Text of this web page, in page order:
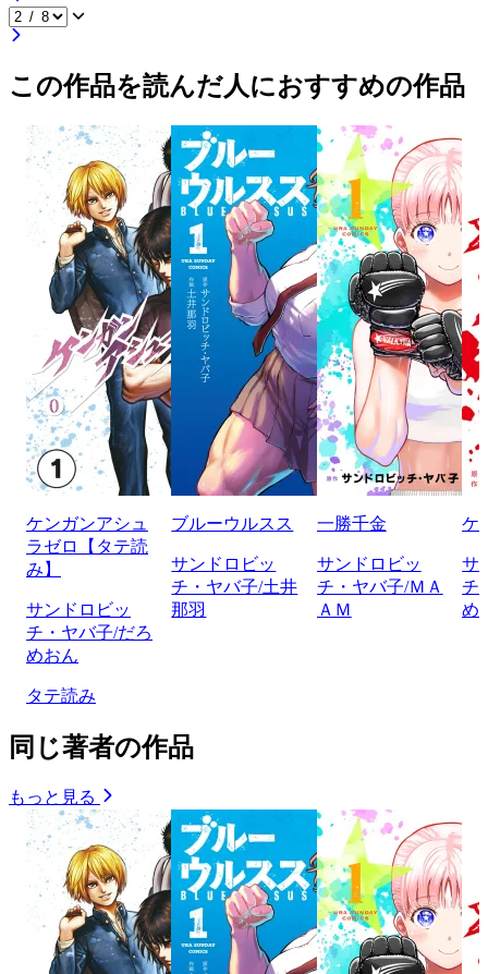
この作品を読んだ人におすすめの作品
ケンガンアシュ
ラゼロ【タテ読
み】
サンドロビッ
チ・ヤバ子/だろ
めおん
タテ読み
ブルーウルスス
サンドロビッ
チ・ヤバ子/土井
那羽
一勝千金
サンドロビッ
チ・ヤバ子/ＭＡ
ＡＭ
ケ
サ
チ
め
同じ著者の作品
もっと見る